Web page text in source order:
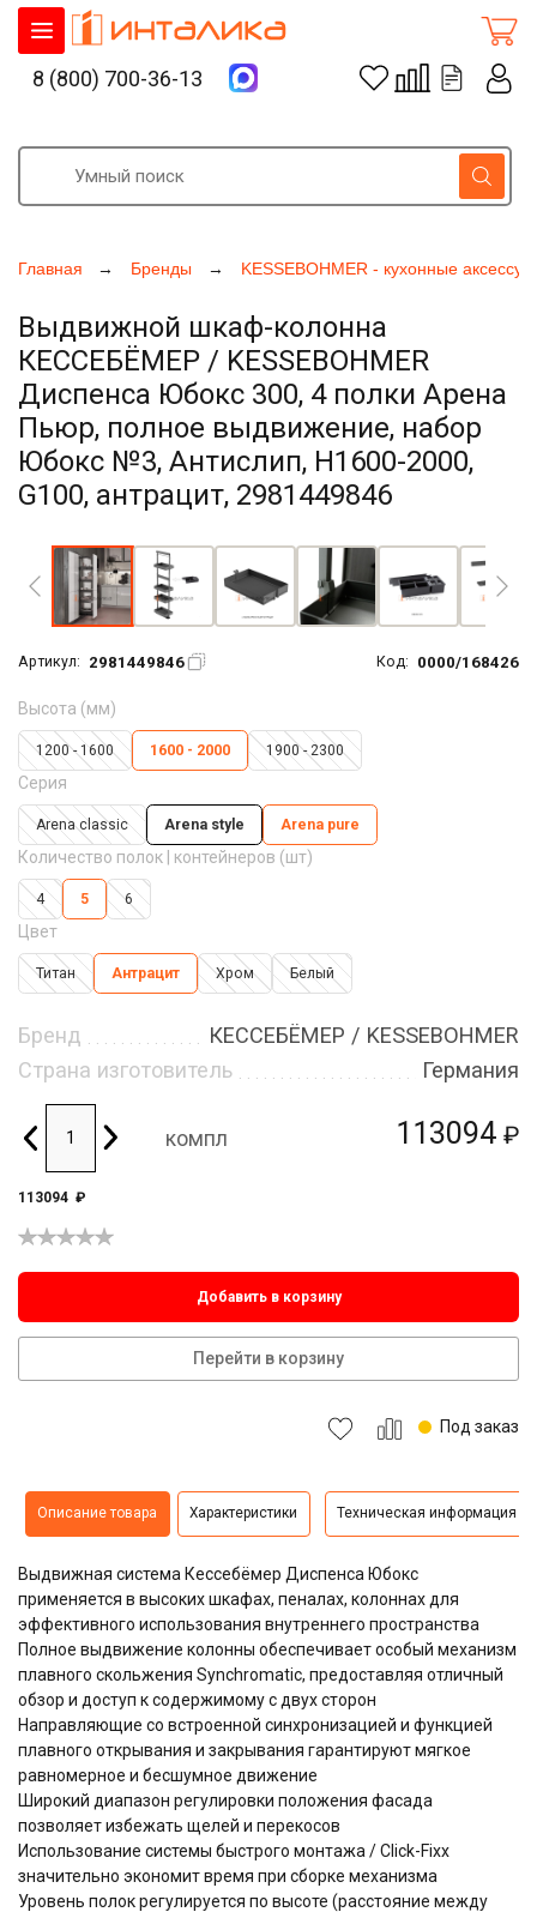
Главная Бренды KESSEBOHMER - кухонные
Выдвижной шкаф-колонна
КЕССЕБЁМЕР / KESSEBOHMER
Диспенса Юбокс 300, 4 полки Арена
Пьюр, полное выдвижение, набор
Юбокс №3, Антислип, H1600-2000,
G100, антрацит, 2981449846
Артикул: 2981449846 Код: 0000/168426
113094 ₽
Высота (мм)
1200 - 1600 1600 - 2000 1900 - 2300
Серия
Arena classic Arena style Arena pure
Количество полок | контейнеров (шт)
4 5 6
Цвет
Титан Антрацит Хром Белый
Бренд
КЕССЕБЁМЕР / KESSEBOHMER
Страна изготовитель
Германия
компл
113094 ₽
Добавить в корзину
Перейти в корзину
Под заказ
Описание товара Характеристики Техническая информация
Выдвижная система Кессебёмер Диспенса Юбокс
применяется в высоких шкафах, пеналах, колоннах для
эффективного использования внутреннего пространства
Полное выдвижение колонны обеспечивает особый механизм
плавного скольжения Synchromatic, предоставляя отличный
обзор и доступ к содержимому с двух сторон
Направляющие со встроенной синхронизацией и функцией
плавного открывания и закрывания гарантируют мягкое
равномерное и бесшумное движение
Широкий диапазон регулировки положения фасада
позволяет избежать щелей и перекосов
Использование системы быстрого монтажа / Click-Fixx
значительно экономит время при сборке механизма
Уровень полок регулируется по высоте (расстояние между
8 (800) 700-36-13